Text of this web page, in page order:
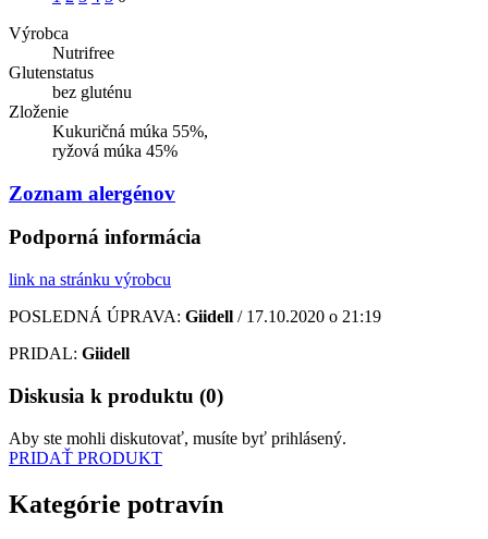
Výrobca
Nutrifree
Glutenstatus
bez gluténu
Zloženie
Kukuričná múka 55%,
ryžová múka 45%
Zoznam alergénov
Podporná informácia
link na stránku výrobcu
POSLEDNÁ ÚPRAVA: Giidell / 17.10.2020 o 21:19
PRIDAL: Giidell
Diskusia k produktu (0)
Aby ste mohli diskutovať, musíte byť prihlásený.
PRIDAŤ PRODUKT
Kategórie potravín